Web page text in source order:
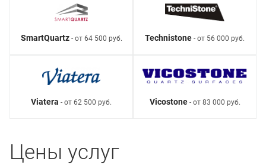
SmartQuartz- от 64 500 руб. Technistone - от 56 000 руб.
Viatera - от 62 500 руб. Vicostone- от 83 000 руб.
Цены услуг